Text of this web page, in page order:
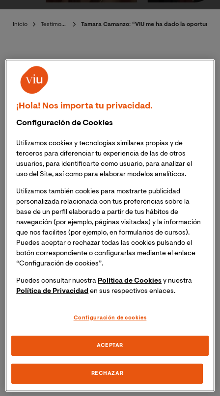
Inicio Testimoniales Tamara Camanzo: “VIU me ha dado la
Publicado:
27/04/2026
¡Hola! Nos importa tu privacidad.
Configuración de Cookies
Utilizamos cookies y tecnologías similares propias y de
terceros para diferenciar tu experiencia de las de otros
usuarios, para identificarte como usuario, para analizar el
uso del Site, así como para elaborar modelos analíticos.
Utilizamos también cookies para mostrarte publicidad
personalizada relacionada con tus preferencias sobre la
base de un perfil elaborado a partir de tus hábitos de
navegación (por ejemplo, páginas visitadas) y la información
que nos facilites (por ejemplo, en formularios de cursos).
Puedes aceptar o rechazar todas las cookies pulsando el
botón correspondiente o configurarlas mediante el enlace
“Configuración de cookies”.
Puedes consultar nuestra Política de Cookies y nuestra
Política de Privacidad en sus respectivos enlaces.
Configuración de cookies
RECHAZAR
ACEPTAR